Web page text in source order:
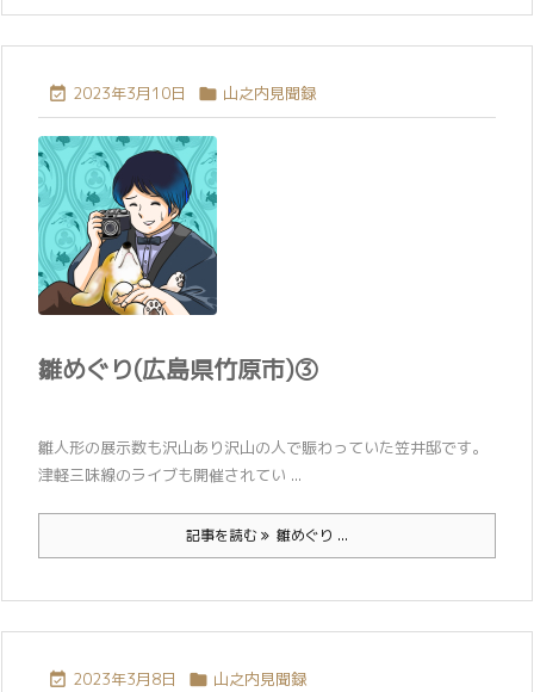
 2023年3月10日  山之内見聞録
雛めぐり(広島県竹原市)③
雛人形の展示数も沢山あり沢山の人で賑わっていた笠井邸です。
津軽三味線のライブも開催されてい ...
記事を読む 雛めぐり ...
 2023年3月8日  山之内見聞録